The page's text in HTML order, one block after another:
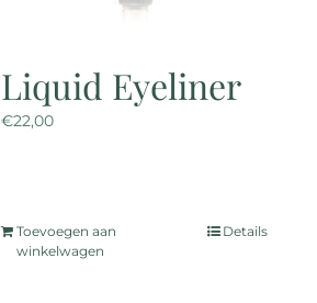
Liquid Eyeliner
€22,00
Toevoegen aan
winkelwagen
Details